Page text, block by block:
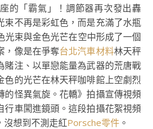
的「霸氣」！調節器再次發出轟
束不再是彩虹色，而是充滿了水瓶
束與金色光芒在空中形成了一個
，像是在爭奪台北汽車材料林天秤
賭注、以單戀能量為武器的荒唐戰
色的光芒在林天秤咖啡館上空劇烈
的怪異氣旋。花轎》拍攝宣傳視頻
行車闖進鏡頭。這段拍攝花絮視頻
沒想到不測走紅Porsche零件 。